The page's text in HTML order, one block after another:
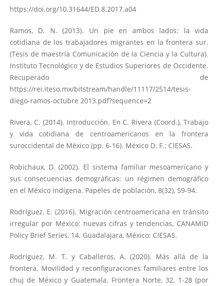
https://doi.org/10.31644/ED.8.2017.a04
Ramos, D. N. (2013). Un pie en ambos lados: la vida
cotidiana de los trabajadores migrantes en la frontera sur.
(Tesis de maestría Comunicación de la Ciencia y la Cultura).
Instituto Tecnológico y de Estudios Superiores de Occidente.
Recuperado de
https://rei.iteso.mx/bitstream/handle/11117/2514/tesis-
diego-ramos-octubre 2013.pdf?sequence=2
Rivera, C. (2014). Introducción. En C. Rivera (Coord.), Trabajo
y vida cotidiana de centroamericanos en la frontera
suroccidental de México (pp. 6-16). México D. F.: CIESAS.
Robichaux, D. (2002). El sistema familiar mesoamericano y
sus consecuencias demográficas: un régimen demográfico
en el México indígena. Papeles de población, 8(32), 59-94.
Rodríguez, E. (2016). Migración centroamericana en tránsito
irregular por México: nuevas cifras y tendencias, CANAMID
Policy Brief Series, 14. Guadalajara, México: CIESAS.
Rodríguez, M. T. y Caballeros, A. (2020). Más allá de la
frontera. Movilidad y reconfiguraciones familiares entre los
chuj de México y Guatemala. Frontera Norte, 32, 1-28 (por